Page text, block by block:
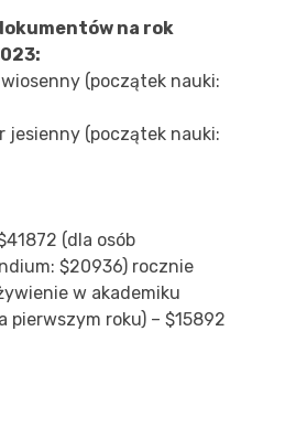
na rok
(początek nauki:
jesienny (początek nauki:
(dla osób
$20936) rocznie
w akademiku
pierwszym roku) – $15892